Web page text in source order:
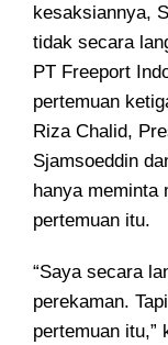
kesaksiannya,
tidak secara
PT Freeport
pertemuan
Riza Chalid,
Sjamsoeddin
hanya meminta
pertemuan itu.
“Saya secara
perekaman.
pertemuan itu,”